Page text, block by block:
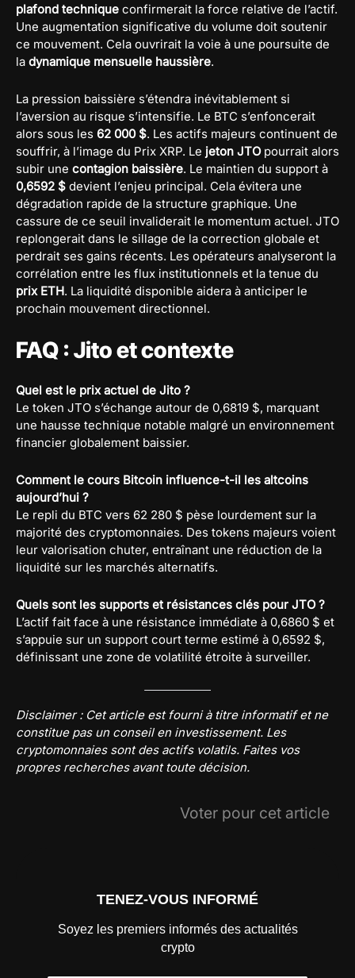
plafond technique confirmerait la force relative de l’actif.
Une augmentation significative du volume doit soutenir
ce mouvement. Cela ouvrirait la voie à une poursuite de
la dynamique mensuelle haussière.
La pression baissière s’étendra inévitablement si
l’aversion au risque s’intensifie. Le BTC s’enfoncerait
alors sous les 62 000 $. Les actifs majeurs continuent de
souffrir, à l’image du Prix XRP. Le jeton JTOpourrait alors
subir une contagion baissière. Le maintien du support à
0,6592 $ devient l’enjeu principal. Cela évitera une
dégradation rapide de la structure graphique. Une
cassure de ce seuil invaliderait le momentum actuel. JTO
replongerait dans le sillage de la correction globale et
perdrait ses gains récents. Les opérateurs analyseront la
corrélation entre les flux institutionnels et la tenue du
prix ETH. La liquidité disponible aidera à anticiper le
prochain mouvement directionnel.
FAQ : Jito et contexte
Quel est le prix actuel de Jito ?
Le token JTO s’échange autour de 0,6819 $, marquant
une hausse technique notable malgré un environnement
financier globalement baissier.
Comment le cours Bitcoin influence-t-il les altcoins
aujourd’hui ?
Le repli du BTC vers 62 280 $ pèse lourdement sur la
majorité des cryptomonnaies. Des tokens majeurs voient
leur valorisation chuter, entraînant une réduction de la
liquidité sur les marchés alternatifs.
Quels sont les supports et résistances clés pour JTO ?
L’actif fait face à une résistance immédiate à 0,6860 $ et
s’appuie sur un support court terme estimé à 0,6592 $,
définissant une zone de volatilité étroite à surveiller.
Disclaimer : Cet article est fourni à titre informatif et ne
constitue pas un conseil en investissement. Les
cryptomonnaies sont des actifs volatils. Faites vos
propres recherches avant toute décision.
Voter pour cet article
TENEZ-VOUS INFORMÉ
Soyez les premiers informés des actualités
crypto